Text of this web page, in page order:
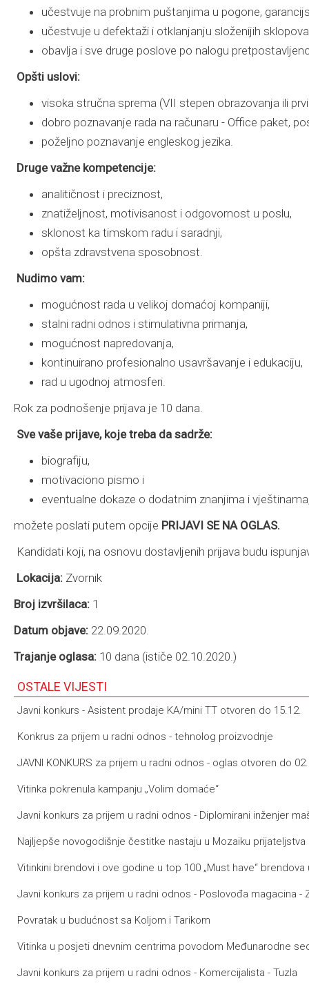
učestvuje na probnim puštanjima u pogone,
učestvuje u defektaži i otklanjanju složenijih
obavlja i sve druge poslove po nalogu
Opšti uslovi:
visoka stručna sprema (VII stepen obrazovanja ili
dobro poznavanje rada na računaru - Office paket,
poželjno poznavanje engleskog jezika.
Druge važne kompetencije:
analitičnost i preciznost,
znatiželjnost, motivisanost i odgovornost u poslu,
sklonost ka timskom radu i saradnji,
opšta zdravstvena sposobnost.
Nudimo vam:
mogućnost rada u velikoj domaćoj kompaniji,
stalni radni odnos i stimulativna primanja,
mogućnost napredovanja,
kontinuirano profesionalno usavršavanje i edukaciju,
rad u ugodnoj atmosferi.
Rok za podnošenje prijava je 10 dana.
Sve vaše prijave, koje treba da sadrže:
biografiju,
motivaciono pismo i
eventualne dokaze o dodatnim znanjima i
možete poslati putem opcije PRIJAVI SE NA OGLAS.
Kandidati koji, na osnovu dostavljenih prijava budu
Lokacija: Zvornik
Broj izvršilaca: 1
Datum objave: 22.09.2020.
Trajanje oglasa: 10 dana (ističe 02.10.2020.)
OSTALE VIJESTI
Javni konkurs - Asistent prodaje KA/mini TT otvoren do 15.12.
Konkrus za prijem u radni odnos - tehnolog proizvodnje
JAVNI KONKURS za prijem u radni odnos - oglas otvoren do
Vitinka pokrenula kampanju „Volim domaće“
Javni konkurs za prijem u radni odnos - Diplomirani inženjer
Najljepše novogodišnje čestitke nastaju u Mozaiku prijateljstva
Vitinkini brendovi i ove godine u top 100 „Must have“ brendova
Javni konkurs za prijem u radni odnos - Poslovođa magacina -
Povratak u budućnost sa Koljom i Tarikom
Vitinka u posjeti dnevnim centrima povodom Međunarodne
Javni konkurs za prijem u radni odnos - Komercijalista - Tuzla